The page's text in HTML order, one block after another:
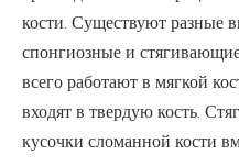
кости. Существуют разные
спонгиозные и
всего работают в мягкой
входят в твердую кость.
кусочки сломанной кости